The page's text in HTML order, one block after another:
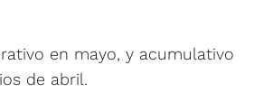
en mayo, y acumulativo
de abril.